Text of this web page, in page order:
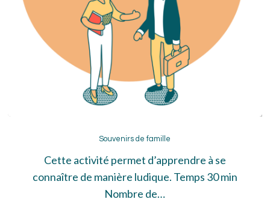
de
famille
Souvenirs de famille
Cette activité permet d’apprendre à se
connaître de manière ludique. Temps 30 min
Nombre de…